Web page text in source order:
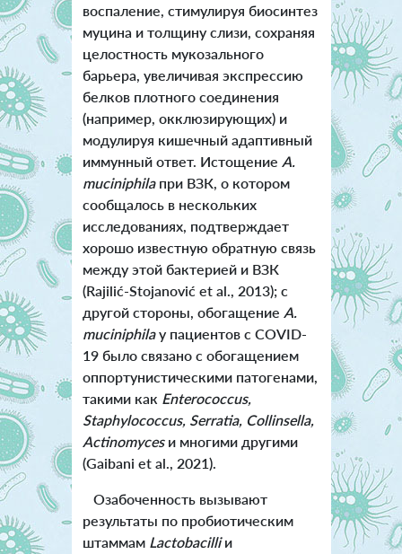
воспаление, стимулируя биосинтез
муцина и толщину слизи, сохраняя
целостность мукозального
барьера, увеличивая экспрессию
белков плотного соединения
(например, окклюзирующих) и
модулируя кишечный адаптивный
иммунный ответ. Истощение A.
muciniphilaпри ВЗК, о котором
сообщалось в нескольких
исследованиях, подтверждает
хорошо известную обратную связь
между этой бактерией и ВЗК
(Rajilić-Stojanović et al., 2013); с
другой стороны, обогащение A.
muciniphilaу пациентов с COVID-
19 было связано с обогащением
оппортунистическими патогенами,
такими как Enterococcus,
Staphylococcus, Serratia, Collinsella,
Actinomycesи многими другими
(Gaibani et al., 2021).
Озабоченность вызывают
результаты по пробиотическим
штаммам Lactobacilliи